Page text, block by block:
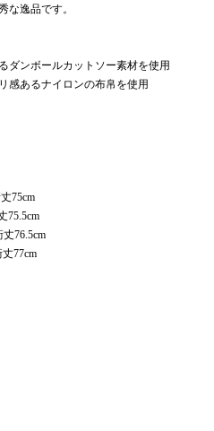
な逸品です。
ダンボールカットソー素材を使用
感あるナイロンの布帛を使用
75cm
75.5cm
76.5cm
77cm